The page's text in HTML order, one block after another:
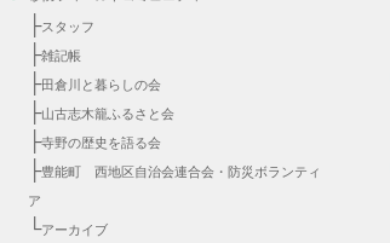
├スタッフ
├雑記帳
├田倉川と暮らしの会
├山古志木籠ふるさと会
├寺野の歴史を語る会
├豊能町 西地区自治会連合会・防災ボランティ
ア
└アーカイブ